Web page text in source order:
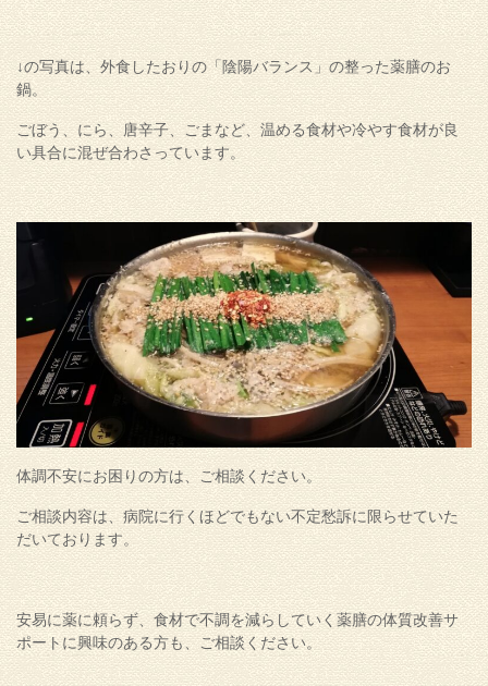
↓の写真は、外食したおりの「陰陽バランス」の整った薬膳のお
鍋。
ごぼう、にら、唐辛子、ごまなど、温める食材や冷やす食材が良
い具合に混ぜ合わさっています。
体調不安にお困りの方は、ご相談ください。
ご相談内容は、病院に行くほどでもない不定愁訴に限らせていた
だいております。
安易に薬に頼らず、食材で不調を減らしていく薬膳の体質改善サ
ポートに興味のある方も、ご相談ください。